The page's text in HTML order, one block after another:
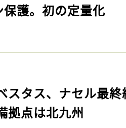
護。初の定量化
スタス、ナセル最
拠点は北九州